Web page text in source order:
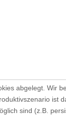
abgelegt. Wir
ist
sind (z.B.